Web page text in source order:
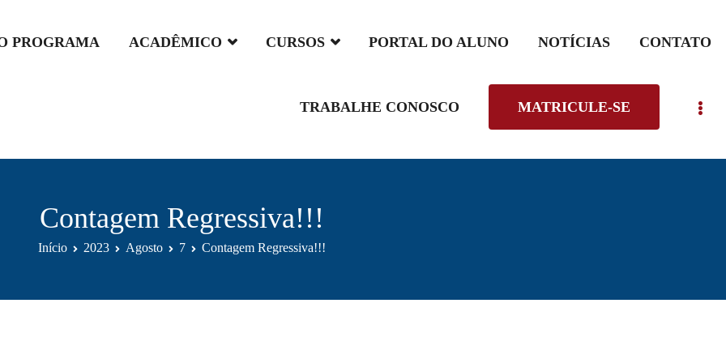
PROGRAMA ACADÊMICO CURSOS PORTAL DO ALUNO NOTÍCIAS CONTATO
TRABALHE CONOSCO MATRICULE-SE
Contagem Regressiva!!!
Início 2023 Agosto 7 Contagem Regressiva!!!